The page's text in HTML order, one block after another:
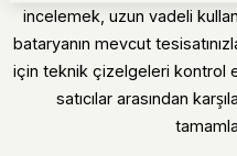
incelemek, uzun vadeli
bataryanın mevcut
için teknik çizelgeleri kontrol
satıcılar arasından